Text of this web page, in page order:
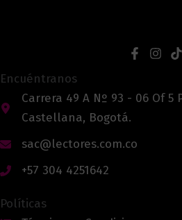
Encuéntranos
Carrera 49 A Nº 93 - 06 Of 5
Castellana, Bogotá.
sac@lectores.com.co
+57 304 4251642
Políticas